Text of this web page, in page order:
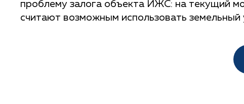
проблему залога объекта ИЖС: на текущий
считают возможным использовать земельный